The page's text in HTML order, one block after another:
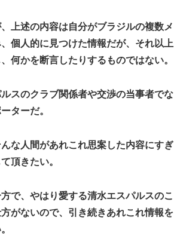
上述の内容は自分がブラジルの複数メ
個人的に見つけた情報だが、それ以上
何かを断言したりするものではない。
スのクラブ関係者や交渉の当事者でな
ターだ。
んな人間があれこれ思案した内容にすぎ
頂きたい。
で、やはり愛する清水エスパルスのこ
がないので、引き続きあれこれ情報を